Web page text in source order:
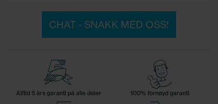
CHAT - SNAKK MED OSS!
Alltid 5 års garanti på alle deler 100% fornøyd garanti